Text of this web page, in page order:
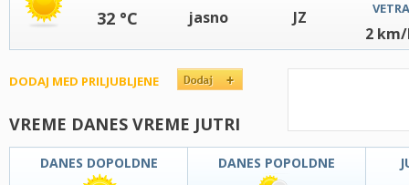
32 °C jasno JZ
VETRA
2
DODAJ MED PRILJUBLJENE
VREME DANES VREME JUTRI
DANES DOPOLDNE DANES POPOLDNE